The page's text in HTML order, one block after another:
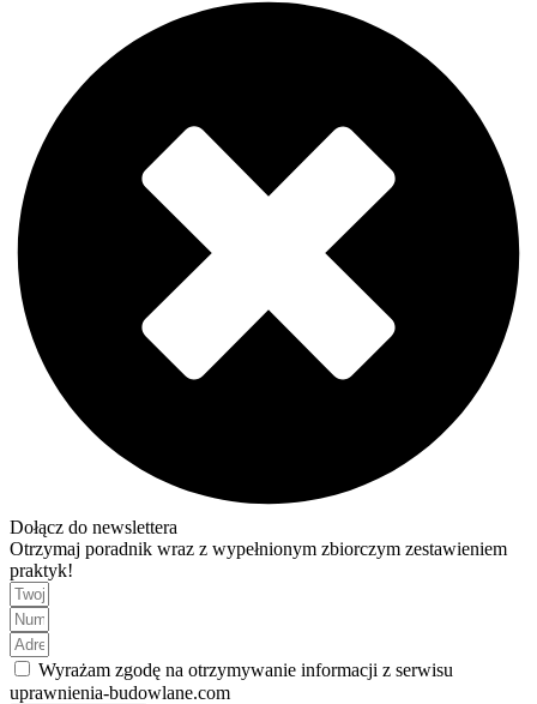
Dołącz do newslettera
Otrzymaj poradnik wraz z wypełnionym zbiorczym zestawieniem
praktyk!
Wyrażam zgodę na otrzymywanie informacji z serwisu
uprawnienia-budowlane.com